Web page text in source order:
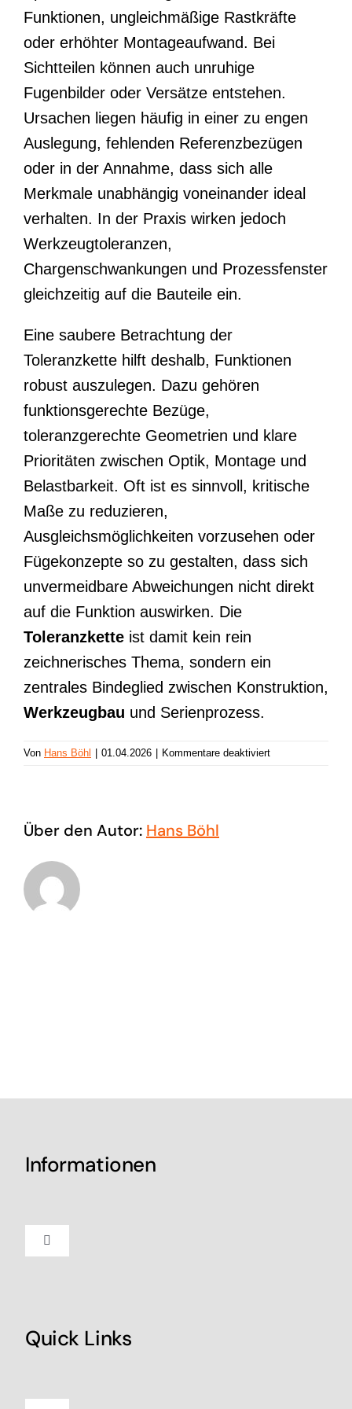
Funktionen, ungleichmäßige Rastkräfte
oder erhöhter Montageaufwand. Bei
Sichtteilen können auch unruhige
Fugenbilder oder Versätze entstehen.
Ursachen liegen häufig in einer zu engen
Auslegung, fehlenden Referenzbezügen
oder in der Annahme, dass sich alle
Merkmale unabhängig voneinander ideal
verhalten. In der Praxis wirken jedoch
Werkzeugtoleranzen,
Chargenschwankungen und Prozessfenster
gleichzeitig auf die Bauteile ein.
Eine saubere Betrachtung der
Toleranzkette hilft deshalb, Funktionen
robust auszulegen. Dazu gehören
funktionsgerechte Bezüge,
toleranzgerechte Geometrien und klare
Prioritäten zwischen Optik, Montage und
Belastbarkeit. Oft ist es sinnvoll, kritische
Maße zu reduzieren,
Ausgleichsmöglichkeiten vorzusehen oder
Fügekonzepte so zu gestalten, dass sich
unvermeidbare Abweichungen nicht direkt
auf die Funktion auswirken. Die
Toleranzkette ist damit kein rein
zeichnerisches Thema, sondern ein
zentrales Bindeglied zwischen Konstruktion,
Werkzeugbau und Serienprozess.
Von Hans Böhl | 01.04.2026 | Kommentare deaktiviertfür
Über den Autor: Hans Böhl
Informationen
Toggle
Navigation
Datenschutz
Quick Links